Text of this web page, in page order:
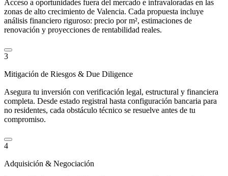
Acceso a oportunidades fuera del mercado e infravaloradas en las
zonas de alto crecimiento de Valencia. Cada propuesta incluye
análisis financiero riguroso: precio por m², estimaciones de
renovación y proyecciones de rentabilidad reales.
3
Mitigación de Riesgos & Due Diligence
Asegura tu inversión con verificación legal, estructural y financiera
completa. Desde estado registral hasta configuración bancaria para
no residentes, cada obstáculo técnico se resuelve antes de tu
compromiso.
4
Adquisición & Negociación